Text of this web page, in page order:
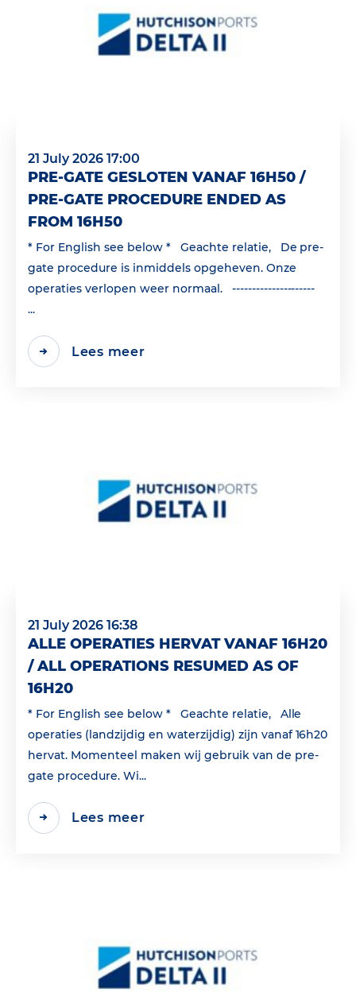
21 July 2026 17:00
PRE-GATE GESLOTEN VANAF 16H50 /
PRE-GATE PROCEDURE ENDED AS
FROM 16H50
* For English see below * Geachte relatie, De pre-
gate procedure is inmiddels opgeheven. Onze
operaties verlopen weer normaal. ---------------------
...
Lees meer
21 July 2026 16:38
ALLE OPERATIES HERVAT VANAF 16H20
/ ALL OPERATIONS RESUMED AS OF
16H20
* For English see below * Geachte relatie, Alle
operaties (landzijdig en waterzijdig) zijn vanaf 16h20
hervat. Momenteel maken wij gebruik van de pre-
gate procedure. Wi...
Lees meer